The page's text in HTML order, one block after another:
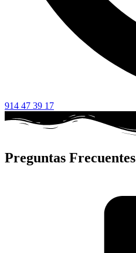
914 47 39 17
Preguntas Frecuentes